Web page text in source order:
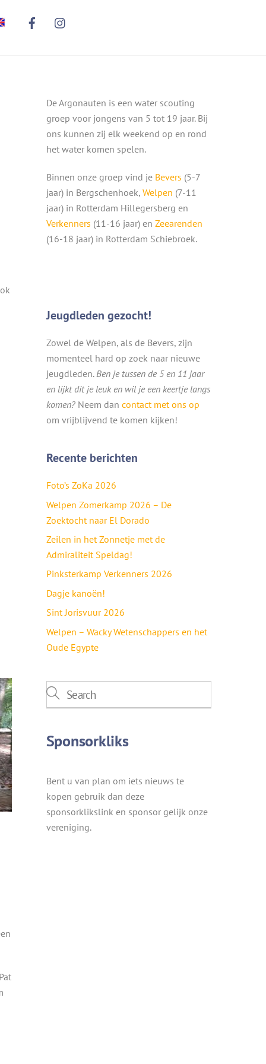
De Argonauten is een water scouting
groep voor jongens van 5 tot 19 jaar. Bij
ons kunnen zij elk weekend op en rond
het water komen spelen.
Binnen onze groep vind je Bevers (5-7
jaar) in Bergschenhoek, Welpen (7-11
jaar) in Rotterdam Hillegersberg en
Verkenners (11-16 jaar) en Zeearenden
(16-18 jaar) in Rotterdam Schiebroek.
Jeugdleden gezocht!
Zowel de Welpen, als de Bevers, zijn
momenteel hard op zoek naar nieuwe
jeugdleden. Ben je tussen de 5 en 11 jaar
en lijkt dit je leuk en wil je een keertje langs
komen?Neem dan contact met ons op
om vrijblijvend te komen kijken!
Recente berichten
Foto’s ZoKa 2026
Welpen Zomerkamp 2026 – De
Zoektocht naar El Dorado
Zeilen in het Zonnetje met de
Admiraliteit Speldag!
Pinksterkamp Verkenners 2026
Dagje kanoën!
Sint Jorisvuur 2026
Welpen – Wacky Wetenschappers en het
Oude Egypte
Sponsorkliks
Bent u van plan om iets nieuws te
kopen gebruik dan deze
sponsorklikslink en sponsor gelijk onze
vereniging.